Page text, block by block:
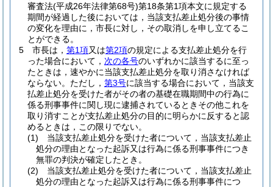
審査法(平成26年法律第68号)第18条第1項本文に規定する
期間が経過した後においては，当該支払差止処分後の事情
の変化を理由に，市長に対し，その取消しを申し立てるこ
とができる。
5
市長は， 第1項又は第2項の規定による支払差止処分を行
った場合において， 次の各号のいずれかに該当するに至っ
たときは，速やかに当該支払差止処分を取り消さなければ
ならない。 ただし， 第3号に該当する場合において，当該支
払差止処分を受けた者がその者の基礎在職期間中の行為に
係る刑事事件に関し現に逮捕されているときその他これを
取り消すことが支払差止処分の目的に明らかに反すると認
めるときは，この限りでない。
(1)
当該支払差止処分を受けた者について，当該支払差止
処分の理由となった起訴又は行為に係る刑事事件につき
無罪の判決が確定したとき。
(2)
当該支払差止処分を受けた者について，当該支払差止
処分の理由となった起訴又は行為に係る刑事事件につ